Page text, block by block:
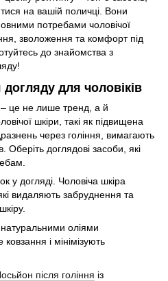
на вашій поличці. Вони
потребами чоловічої
зволоження та комфорт під
до знайомства з
для чоловіків
– це не лише тренд, а й
шкіри, такі як підвищена
через гоління, вимагають
Оберіть доглядові засоби, які
у догляді. Чоловіча шкіра
видаляють забруднення та
оліями
і мінімізують
після гоління із